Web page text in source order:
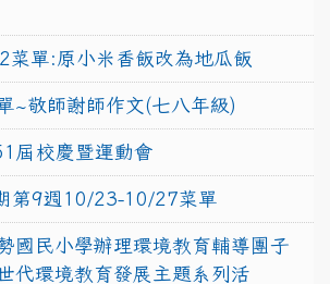
菜單:原小米香飯改為地瓜飯
~敬師謝師作文(七八年級)
屆校慶暨運動會
第9週10/23-10/27菜單
國民小學辦理環境教育輔導團子
代環境教育發展主題系列活